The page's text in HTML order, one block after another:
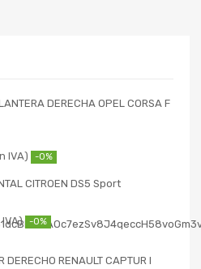
DERECHA OPEL CORSA F
-0%
CITROEN DS5 Sport
-0%
DERECHO RENAULT CAPTUR I